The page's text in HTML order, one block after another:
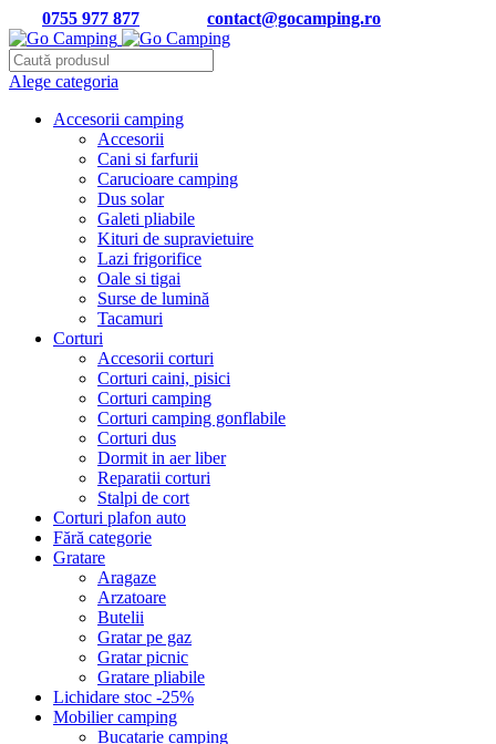
0755 977 877 contact@gocamping.ro
Alege categoria
Accesorii camping
Accesorii
Cani si farfurii
Carucioare camping
Dus solar
Galeti pliabile
Kituri de supravietuire
Lazi frigorifice
Oale si tigai
Surse de lumină
Tacamuri
Corturi
Accesorii corturi
Corturi caini, pisici
Corturi camping
Corturi camping gonflabile
Corturi dus
Dormit in aer liber
Reparatii corturi
Stalpi de cort
Corturi plafon auto
Fără categorie
Gratare
Aragaze
Arzatoare
Butelii
Gratar pe gaz
Gratar picnic
Gratare pliabile
Lichidare stoc -25%
Mobilier camping
Bucatarie camping